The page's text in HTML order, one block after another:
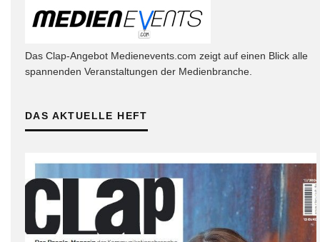
Das Clap-Angebot Medienevents.com zeigt auf einen Blick alle
spannenden Veranstaltungen der Medienbranche.
DAS AKTUELLE HEFT